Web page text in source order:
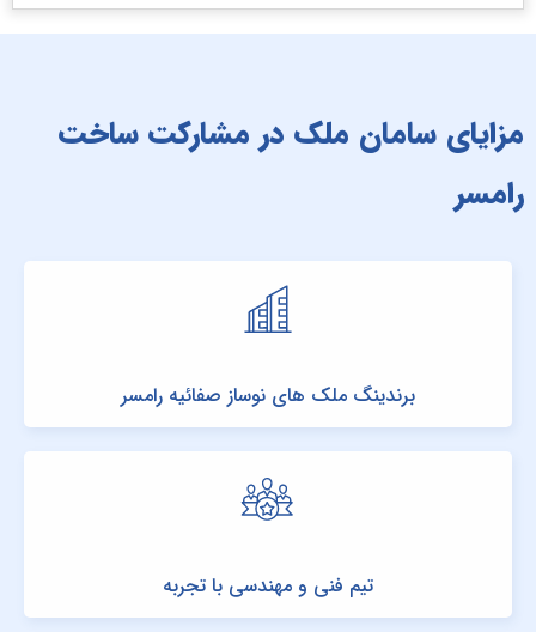
مزایای سامان ملک در مشارکت ساخت
رامسر
برندینگ ملک های نوساز صفائیه رامسر
تیم فنی و مهندسی با تجربه